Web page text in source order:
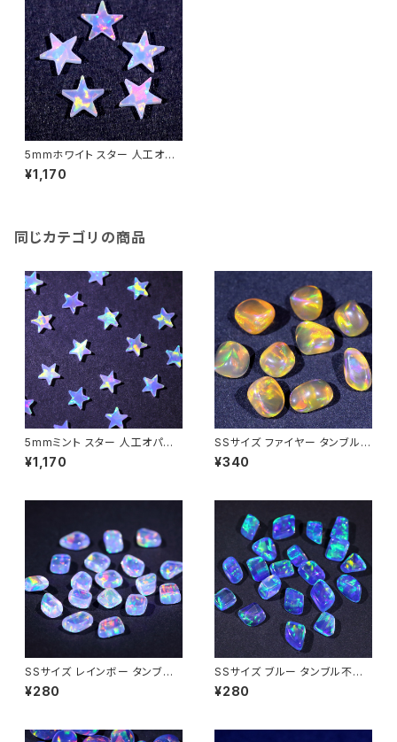
5mmホワイト スター 人工オパ
ール1個 - 耐熱ガラス / ボロシ
リケイトガラス（COE33）専用
¥1,170
同じカテゴリの商品
5mmミント スター 人工オパー
ル1個 - 耐熱ガラス / ボロシリケ
イトガラス（COE33）専用
¥1,170
SSサイズ ファイヤー タンブル不
定形人工オパール1個 - 耐熱ガ
ラス / ボロシリケイトガラス（C
¥340
SSサイズ レインボー タンブル
不定形人工オパール1個 - 耐熱
ガラス / ボロシリケイトガラス
¥280
SSサイズ ブルー タンブル不定
形人工オパール1個 - 耐熱ガラ
ス / ボロシリケイトガラス（COE
¥280